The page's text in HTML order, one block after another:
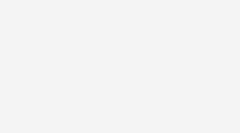
ir hacia el contrato. Hay que
debe tener un retorno. Hay
mejor, y hacer una nueva ley de
Unitat per Barcelona)